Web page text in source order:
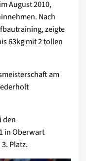
August 2010,
Nach
zeigte
63kg mit 2 tollen
am
den
in Oberwart
Platz.